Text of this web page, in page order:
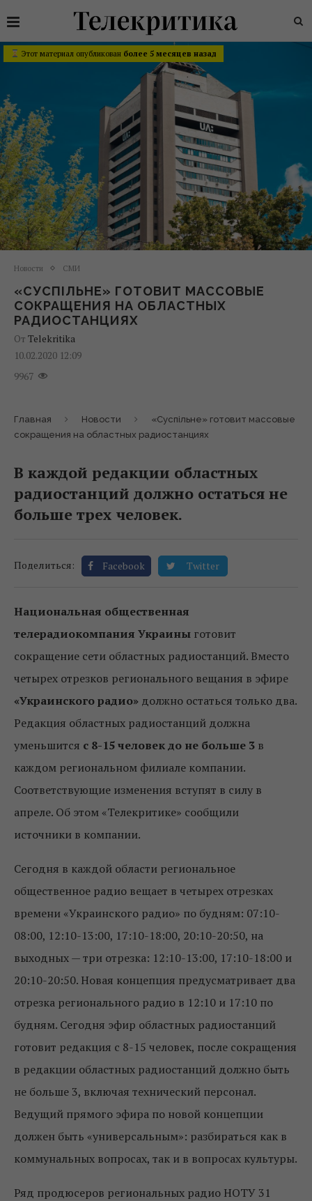
Этот материал опубликован более 5 месяцев назад
Новости СМИ
«СУСПІЛЬНЕ» ГОТОВИТ МАССОВЫЕ
СОКРАЩЕНИЯ НА ОБЛАСТНЫХ
РАДИОСТАНЦИЯХ
От Telekritika
10.02.2020 12:09
9967
Главная Новости
«Суспільне» готовит массовые
сокращения на областных радиостанциях
В каждой редакции областных
радиостанций должно остаться не
больше трех человек.
Поделиться: Facebook Twitter
Национальная общественная
телерадиокомпания Украины готовит
сокращение сети областных радиостанций. Вместо
четырех отрезков регионального вещания в эфире
«Украинского радио» должно остаться только два.
Редакция областных радиостанций должна
уменьшится с 8-15 человек до не больше 3 в
каждом региональном филиале компании.
Соответствующие изменения вступят в силу в
апреле. Об этом «Телекритике» сообщили
источники в компании.
Сегодня в каждой области региональное
общественное радио вещает в четырех отрезках
времени «Украинского радио» по будням: 07:10-
08:00, 12:10-13:00, 17:10-18:00, 20:10-20:50, на
выходных — три отрезка: 12:10-13:00, 17:10-18:00 и
20:10-20:50. Новая концепция предусматривает два
отрезка регионального радио в 12:10 и 17:10 по
будням. Сегодня эфир областных радиостанций
готовит редакция с 8-15 человек, после сокращения
в редакции областных радиостанций должно быть
не больше 3, включая технический персонал.
Ведущий прямого эфира по новой концепции
должен быть «универсальным»: разбираться как в
коммунальных вопросах, так и в вопросах культуры.
Ряд продюсеров региональных радио НОТУ 31